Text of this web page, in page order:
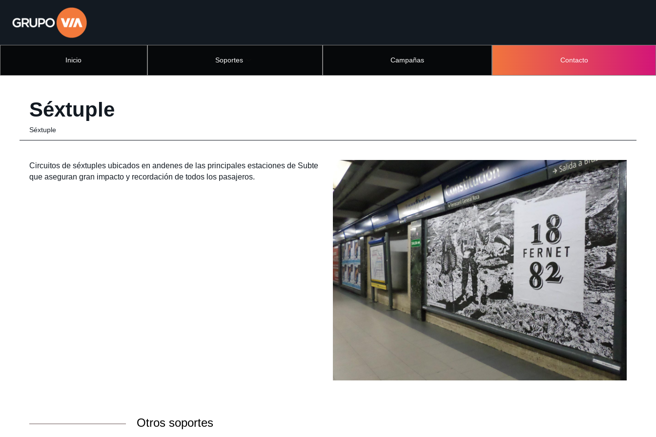
Inicio Soportes Campañas Contacto
Séxtuple
Séxtuple
Circuitos de séxtuples ubicados en andenes de las principales estaciones de Subte
que aseguran gran impacto y recordación de todos los pasajeros.
Otros soportes